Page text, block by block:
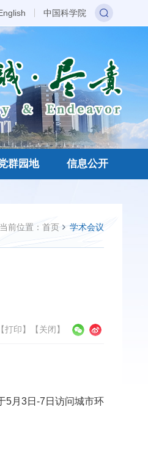
中国科学院
群园地 信息公开
当前位置： 首页 学术会议
【打印】【关闭】
5月3日-7日访问城市环